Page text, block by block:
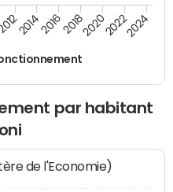
201420162018202020222024
par habitant
de l'Economie)